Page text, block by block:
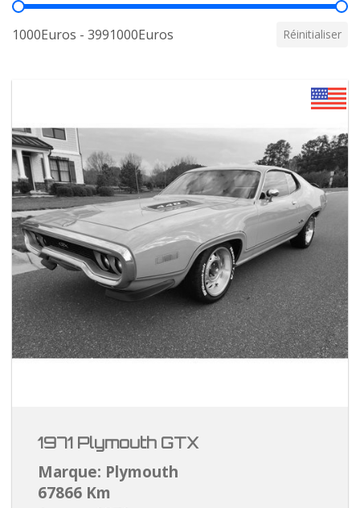
Prix
1000Euros - 3991000Euros Réinitialiser
1971 Plymouth GTX
Marque: Plymouth
67866 Km